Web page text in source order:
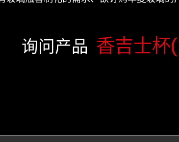
询问产品 香吉士杯